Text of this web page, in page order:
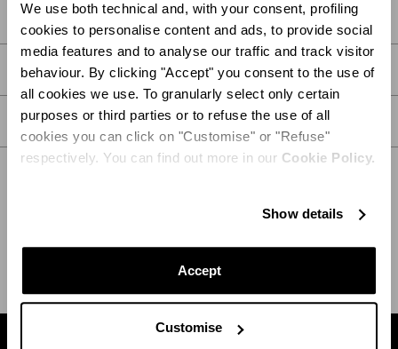
We use both technical and, with your consent, profiling
cookies to personalise content and ads, to provide social
media features and to analyse our traffic and track visitor
behaviour. By clicking "Accept" you consent to the use of
all cookies we use. To granularly select only certain
purposes or third parties or to refuse the use of all
cookies you can click on "Customise" or "Refuse"
respectively. You can find out more in our Cookie Policy.
Show details
Accept
Customise
DESCRIPCIÓN
DETALLES
CUIDADOS